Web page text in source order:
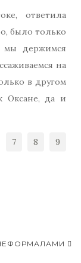
ответила
было только
держимся
на
в другом
Оксане, да и
7 8
9